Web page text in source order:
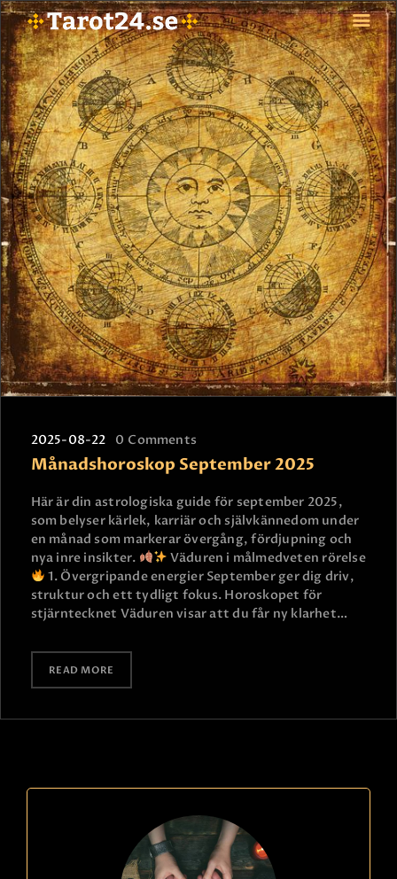
HEM
ASTROLOGI
STJÄRNTECKEN
TAROT
SPÅDAM-SIERSKA
BLOGG
JOBBA SOM SPÅDAM
BETALNING
FAQ
KONTAKTA OSS
2025-08-22 0 Comments
Månadshoroskop September 2025
Här är din astrologiska guide för september 2025,
som belyser kärlek, karriär och självkännedom under
en månad som markerar övergång, fördjupning och
nya inre insikter.
Väduren i målmedveten rörelse
1. Övergripande energier September ger dig driv,
struktur och ett tydligt fokus. Horoskopet för
stjärntecknet Väduren visar att du får ny klarhet…
READ MORE